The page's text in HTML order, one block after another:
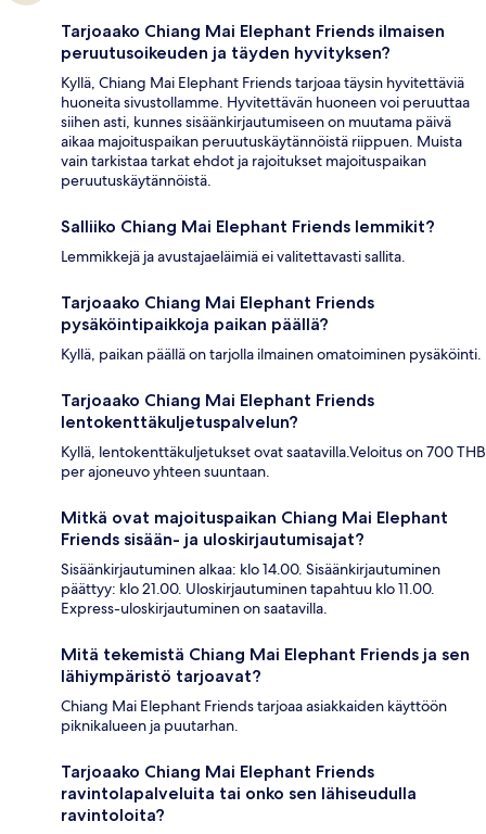
Tarjoaako Chiang Mai Elephant Friends ilmaisen
peruutusoikeuden ja täyden hyvityksen?
Kyllä, Chiang Mai Elephant Friends tarjoaa täysin hyvitettäviä
huoneita sivustollamme. Hyvitettävän huoneen voi peruuttaa
siihen asti, kunnes sisäänkirjautumiseen on muutama päivä
aikaa majoituspaikan peruutuskäytännöistä riippuen. Muista
vain tarkistaa tarkat ehdot ja rajoitukset majoituspaikan
peruutuskäytännöistä.
Salliiko Chiang Mai Elephant Friends lemmikit?
Lemmikkejä ja avustajaeläimiä ei valitettavasti sallita.
Tarjoaako Chiang Mai Elephant Friends
pysäköintipaikkoja paikan päällä?
Kyllä, paikan päällä on tarjolla ilmainen omatoiminen pysäköinti.
Tarjoaako Chiang Mai Elephant Friends
lentokenttäkuljetuspalvelun?
Kyllä, lentokenttäkuljetukset ovat saatavilla.Veloitus on 700 THB
per ajoneuvo yhteen suuntaan.
Mitkä ovat majoituspaikan Chiang Mai Elephant
Friends sisään- ja uloskirjautumisajat?
Sisäänkirjautuminen alkaa: klo 14.00. Sisäänkirjautuminen
päättyy: klo 21.00. Uloskirjautuminen tapahtuu klo 11.00.
Express-uloskirjautuminen on saatavilla.
Mitä tekemistä Chiang Mai Elephant Friends ja sen
lähiympäristö tarjoavat?
Chiang Mai Elephant Friends tarjoaa asiakkaiden käyttöön
piknikalueen ja puutarhan.
Tarjoaako Chiang Mai Elephant Friends
ravintolapalveluita tai onko sen lähiseudulla
ravintoloita?